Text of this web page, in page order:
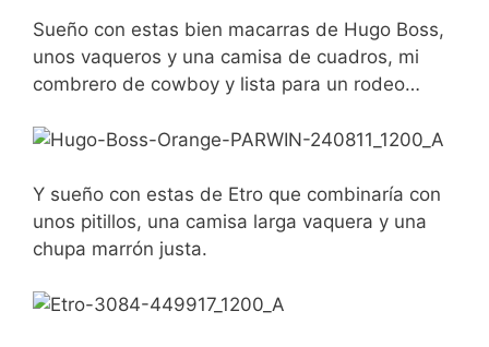
Sueño con estas bien macarras de Hugo Boss,
unos vaqueros y una camisa de cuadros, mi
combrero de cowboy y lista para un rodeo…
Y sueño con estas de Etro que combinaría con
unos pitillos, una camisa larga vaquera y una
chupa marrón justa.